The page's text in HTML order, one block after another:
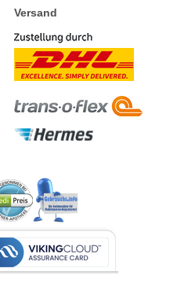
Versand